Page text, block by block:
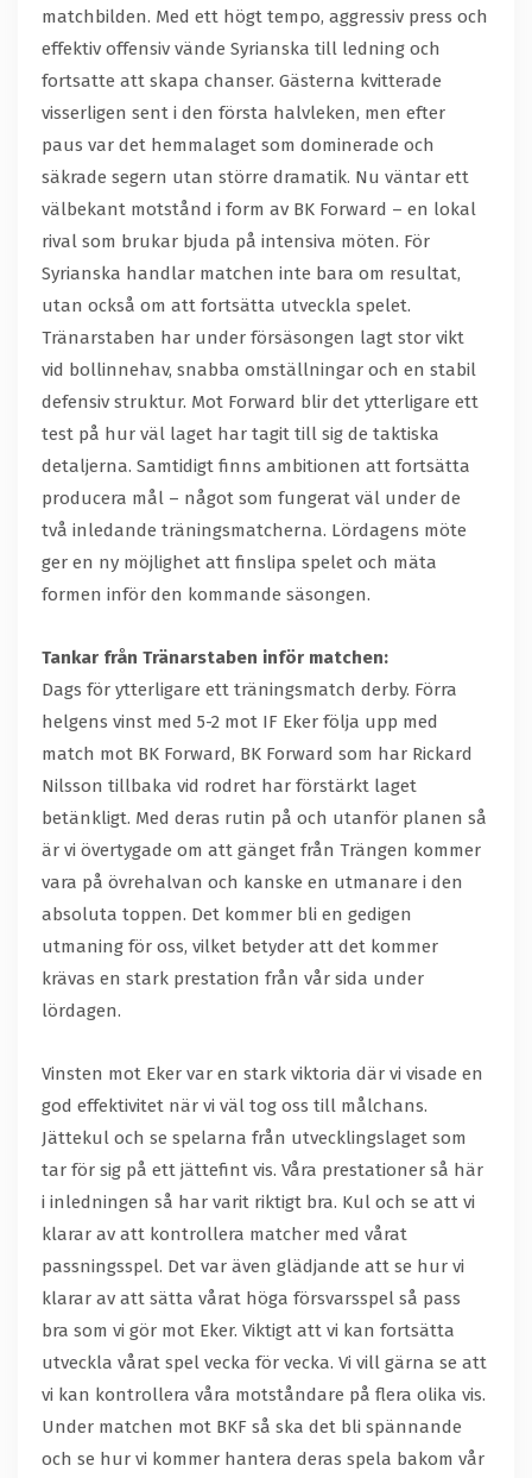
matchbilden. Med ett högt tempo, aggressiv press och
effektiv offensiv vände Syrianska till ledning och
fortsatte att skapa chanser. Gästerna kvitterade
visserligen sent i den första halvleken, men efter
paus var det hemmalaget som dominerade och
säkrade segern utan större dramatik. Nu väntar ett
välbekant motstånd i form av BK Forward – en lokal
rival som brukar bjuda på intensiva möten. För
Syrianska handlar matchen inte bara om resultat,
utan också om att fortsätta utveckla spelet.
Tränarstaben har under försäsongen lagt stor vikt
vid bollinnehav, snabba omställningar och en stabil
defensiv struktur. Mot Forward blir det ytterligare ett
test på hur väl laget har tagit till sig de taktiska
detaljerna. Samtidigt finns ambitionen att fortsätta
producera mål – något som fungerat väl under de
två inledande träningsmatcherna. Lördagens möte
ger en ny möjlighet att finslipa spelet och mäta
formen inför den kommande säsongen.
Tankar från Tränarstaben inför matchen:
Dags för ytterligare ett träningsmatch derby. Förra
helgens vinst med 5-2 mot IF Eker följa upp med
match mot BK Forward, BK Forward som har Rickard
Nilsson tillbaka vid rodret har förstärkt laget
betänkligt. Med deras rutin på och utanför planen så
är vi övertygade om att gänget från Trängen kommer
vara på övrehalvan och kanske en utmanare i den
absoluta toppen. Det kommer bli en gedigen
utmaning för oss, vilket betyder att det kommer
krävas en stark prestation från vår sida under
lördagen.
Vinsten mot Eker var en stark viktoria där vi visade en
god effektivitet när vi väl tog oss till målchans.
Jättekul och se spelarna från utvecklingslaget som
tar för sig på ett jättefint vis. Våra prestationer så här
i inledningen så har varit riktigt bra. Kul och se att vi
klarar av att kontrollera matcher med vårat
passningsspel. Det var även glädjande att se hur vi
klarar av att sätta vårat höga försvarsspel så pass
bra som vi gör mot Eker. Viktigt att vi kan fortsätta
utveckla vårat spel vecka för vecka. Vi vill gärna se att
vi kan kontrollera våra motståndare på flera olika vis.
Under matchen mot BKF så ska det bli spännande
och se hur vi kommer hantera deras spela bakom vår